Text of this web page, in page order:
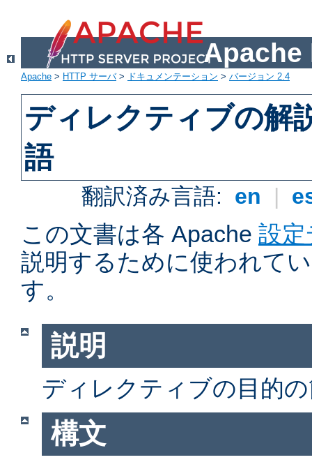
Apache
Apache > HTTP サーバ> ドキュメンテーション > バージョン 2.4
ディレクティブの解
語
翻訳済み言語: en |
この文書は各 Apache 設
説明するために使われて
す。
説明
ディレクティブの目的
構文